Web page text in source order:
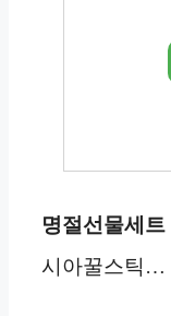
명절선물세트
시아꿀스틱…